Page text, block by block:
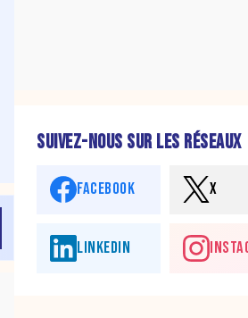
SUIVEZ-NOUS SUR LES RÉSEAUX
FACEBOOK X
LINKEDIN